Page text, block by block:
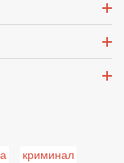
криминал